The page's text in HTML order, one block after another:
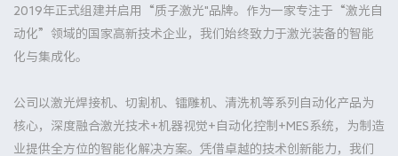
2019年正式组建并启用“质子激光"品牌。作为一家专注于“激光自
动化”领域的国家高新技术企业，我们始终致力于激光装备的智能
化与集成化。
公司以激光焊接机、切割机、镭雕机、清洗机等系列自动化产品为
核心，深度融合激光技术+机器视觉+自动化控制+MES系统，为制造
业提供全方位的智能化解决方案。凭借卓越的技术创新能力，我们